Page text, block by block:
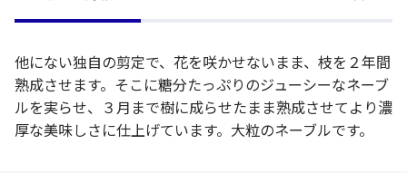
他にない独自の剪定で、花を咲かせないまま、枝を２年間
熟成させます。そこに糖分たっぷりのジューシーなネーブ
ルを実らせ、３月まで樹に成らせたまま熟成させてより濃
厚な美味しさに仕上げています。大粒のネーブルです。